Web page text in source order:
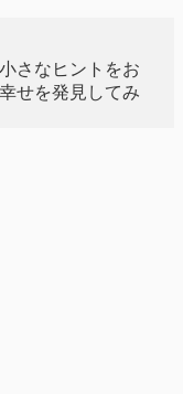
さなヒントをお
せを発見してみ